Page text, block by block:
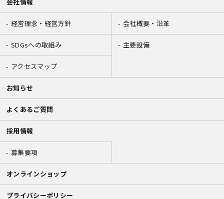
経営理念・経営方針 会社概要・沿革
SDGsへの取組み 主要設備
アクセスマップ
お知らせ
よくあるご質問
採用情報
募集要項
オンラインショップ
プライバシーポリシー